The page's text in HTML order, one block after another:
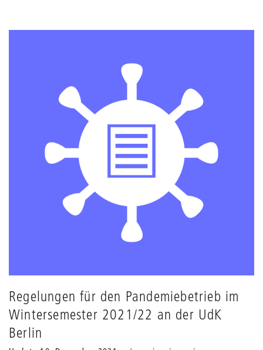
Regelungen für den Pandemiebetrieb im
Wintersemester 2021/22 an der UdK
Berlin